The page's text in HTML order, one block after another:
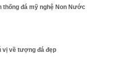
thống đá mỹ nghệ Non Nước
vị về tượng đá đẹp